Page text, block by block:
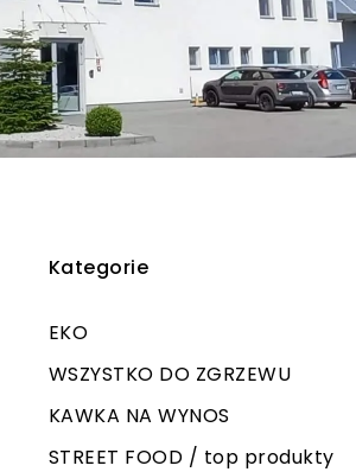
Kategorie
EKO
WSZYSTKO DO ZGRZEWU
KAWKA NA WYNOS
STREET FOOD / top produkty